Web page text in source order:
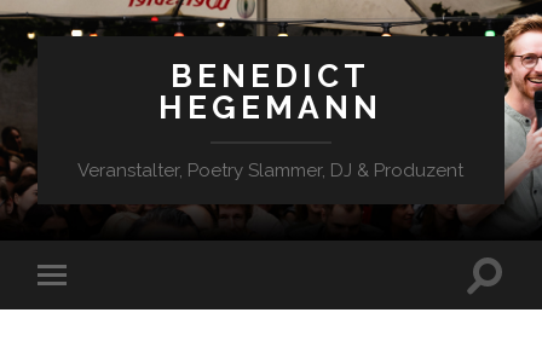
BENEDICT
HEGEMANN
Veranstalter, Poetry Slammer, DJ & Produzent